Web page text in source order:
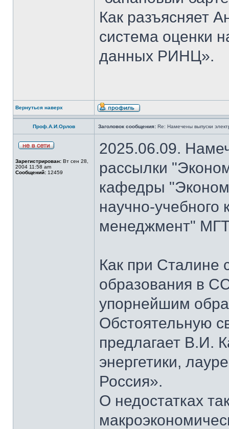
Как разъясняет
система оценки
данных РИНЦ».
Вернуться наверх
Проф.А.И.Орлов Заголовок сообщения: Re: Намечены выпуски
Зарегистрирован: Вт сен 28,
2004 11:58 am
Сообщений: 12459
2025.06.09.
рассылки
кафедры
научно-
менеджмент"
Как при Сталине
образования в
упорнейшим
Обстоятельную
предлагает В.И.
энергетики,
Россия».
О недостатках